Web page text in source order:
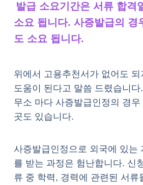
발급 소요기간은 서류 합격
소요 됩니다. 사증발급의 경
도 소요 됩니다.
위에서 고용추천서가 없어도
도움이 된다고 말씀 드렸습니
무소 마다 사증발급인정의 경
곳도 있습니다.
사증발급인정으로 외국에 있는
를 받는 과정은 험난합니다. 신
류 중 학력, 경력에 관련된 서류